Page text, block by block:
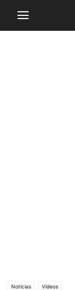
Notícias Vídeos